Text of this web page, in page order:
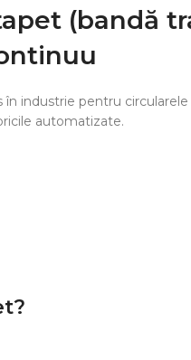
(bandă
industrie pentru circularele
automatizate.